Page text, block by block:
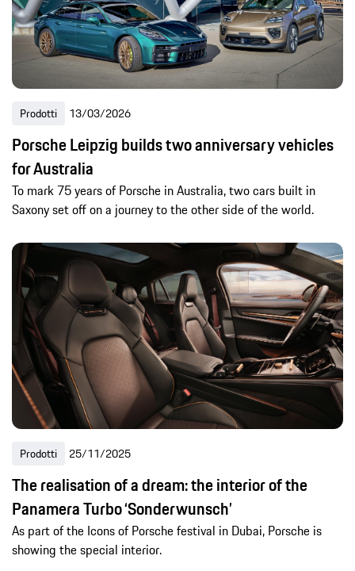
Prodotti 13/03/2026
Porsche Leipzig builds two anniversary vehicles
for Australia
To mark 75 years of Porsche in Australia, two cars built in
Saxony set off on a journey to the other side of the world.
Prodotti 25/11/2025
The realisation of a dream: the interior of the
Panamera Turbo ‘Sonderwunsch’
As part of the Icons of Porsche festival in Dubai, Porsche is
showing the special interior.